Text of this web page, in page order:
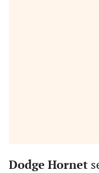
Dodge Hornet